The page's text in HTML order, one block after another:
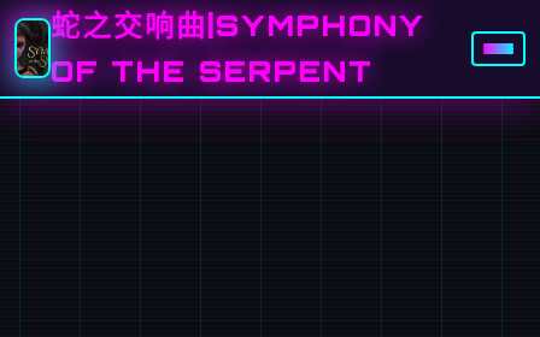
蛇之交响曲|SYMPHONY
OF THE SERPENT